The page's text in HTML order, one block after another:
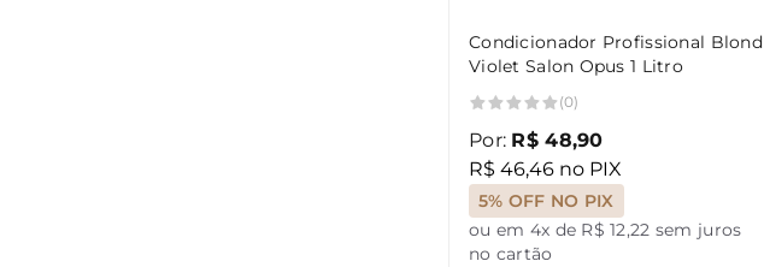
Condicionador Profissional Blond
Violet Salon Opus 1 Litro
(0)
Por: R$ 48,90
R$ 46,46 no PIX
5% OFF NO PIX
ou em 4x de R$ 12,22 sem juros
no cartão